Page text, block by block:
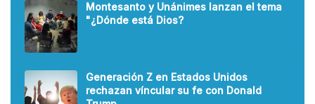
Montesanto y Unánimes lanzan el tema
"¿Dónde está Dios?
Generación Z en Estados Unidos
rechazan víncular su fe con Donald